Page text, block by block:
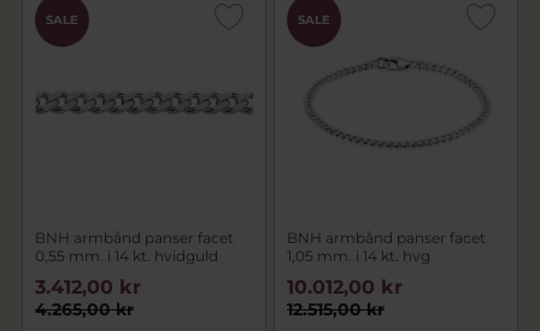
SALE
BNH armbånd panser facet
0,55 mm. i 14 kt. hvidguld
4.265,00 kr
3.412,00 kr
SALE
BNH armbånd panser facet
1,05 mm. i 14 kt. hvg
12.515,00 kr
10.012,00 kr